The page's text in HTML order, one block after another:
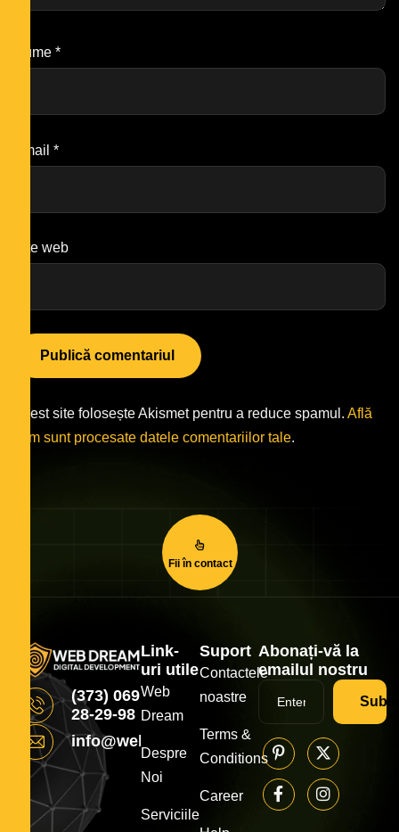
Nume *
Email *
Site web
Acest site folosește Akismet pentru a reduce spamul. Află
cum sunt procesate datele comentariilor tale.
Fii în contact
(373) 069
28-29-98
info@webdream.md
Link-
uri utile
Web
Dream
Despre
Noi
Serviciile
Suport
Contactele
noastre
Terms &
Conditions
Career
Abonați-vă la
emailul nostru